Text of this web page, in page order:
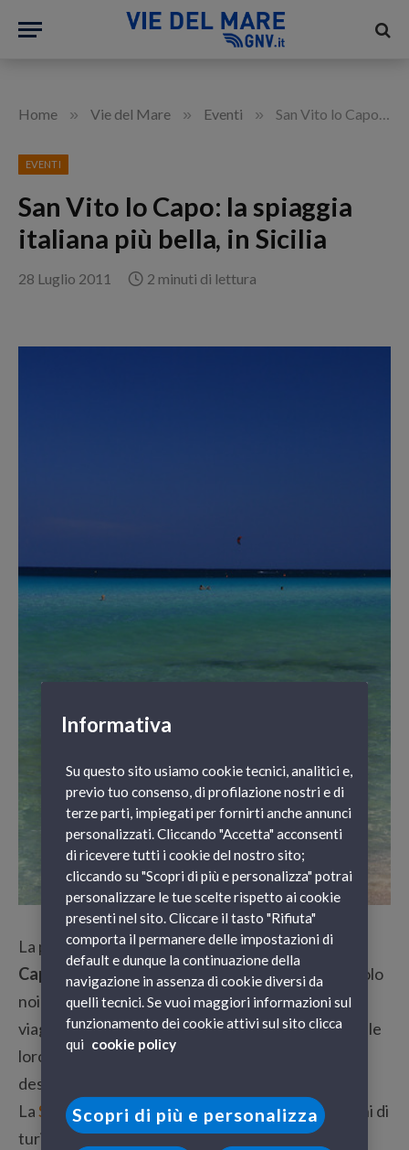
Home » Vie del Mare » Eventi » San Vito lo Capo: la spiaggia italiana più bella, in Sicilia
EVENTI
San Vito lo Capo: la spiaggia
italiana più bella, in Sicilia
28 Luglio 2011 2 minuti di lettura
La più bella spiaggia d’Italia è quella diSan Vito lo
Capo
, all’estremità nord della Sicilia. Non siamo solo
noi di Viedelmare a sostenerlo, ma milioni di
viaggiatori che ogni anno decidono di trascorrere le
loro
vacanze di marein Italia e scelgono come
destinazione la bella Sicilia.
LaSiciliaè una regione che ogni anno ospita milioni di
turisti che scelgono di passare le proprie vacanze
Informativa
Su questo sito usiamo cookie tecnici, analitici e,
previo tuo consenso, di profilazione nostri e di
terze parti, impiegati per fornirti anche annunci
personalizzati. Cliccando "Accetta" acconsenti
di ricevere tutti i cookie del nostro sito;
cliccando su "Scopri di più e personalizza" potrai
personalizzare le tue scelte rispetto ai cookie
presenti nel sito. Cliccare il tasto "Rifiuta"
comporta il permanere delle impostazioni di
default e dunque la continuazione della
navigazione in assenza di cookie diversi da
quelli tecnici. Se vuoi maggiori informazioni sul
funzionamento dei cookie attivi sul sito clicca
qui cookie policy
Scopri di più e personalizza